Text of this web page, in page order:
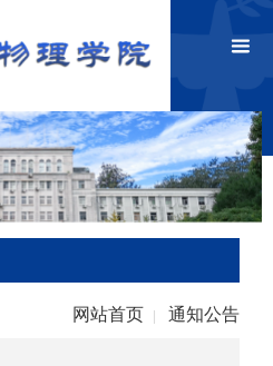
网站首页 通知公告